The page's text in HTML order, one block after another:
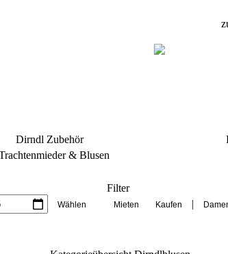
Dirndl Zubehör
& Blusen
Filter
|